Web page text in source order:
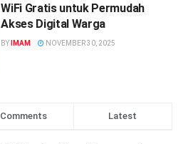
WiFi Gratis untuk Permudah
Akses Digital Warga
BY IMAM NOVEMBER 30, 2025
Comments Latest